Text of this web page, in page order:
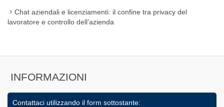
Chat aziendali e licenziamenti: il confine tra privacy del
lavoratore e controllo dell’azienda
INFORMAZIONI
Contattaci utilizzando il form sottostante: